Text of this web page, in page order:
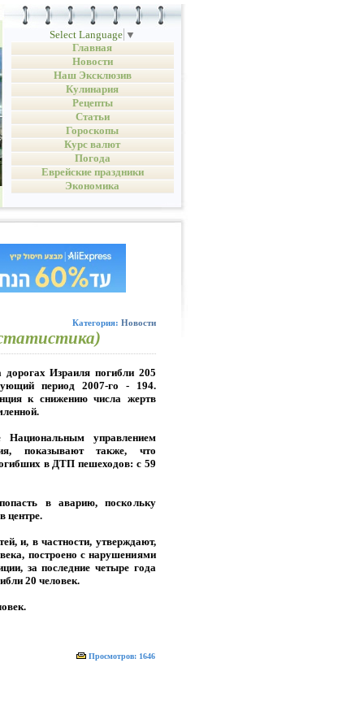
Select Language ▼
Главная
Новости
Наш Эксклюзив
Кулинария
Рецепты
Статьи
Гороскопы
Курс валют
Погода
Еврейские праздники
Экономика
Категория: Новости
Израиля погибли 205
период 2007-го - 194.
к снижению числа жертв
Национальным управлением
показывают также, что
в ДТП пешеходов: с 59
в аварию, поскольку
центре.
и, в частности, утверждают,
построено с нарушениями
за последние четыре года
20 человек.
Просмотров: 1646